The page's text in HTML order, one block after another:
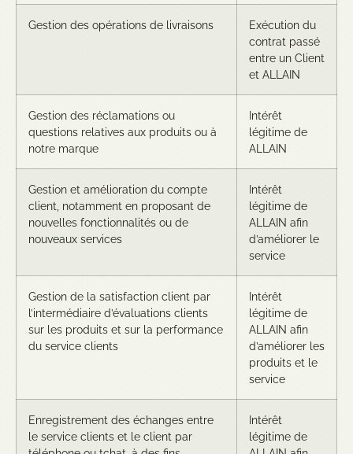
Gestion des opérations de livraisons
Exécution du
contrat passé
entre un Client
et ALLAIN
Gestion des réclamations ou
questions relatives aux produits ou à
notre marque
Intérêt
légitime de
ALLAIN
Gestion et amélioration du compte
client, notamment en proposant de
nouvelles fonctionnalités ou de
nouveaux services
Intérêt
légitime de
ALLAIN afin
d’améliorer le
service
Gestion de la satisfaction client par
l’intermédiaire d’évaluations clients
sur les produits et sur la performance
du service clients
Intérêt
légitime de
ALLAIN afin
d’améliorer les
produits et le
service
Enregistrement des échanges entre
le service clients et le client par
Intérêt
légitime de